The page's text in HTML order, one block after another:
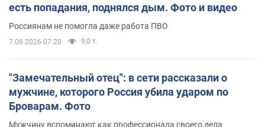
есть попадания, поднялся дым. Фото и видео
Россиянам не помогла даже работа ПВО
7.08.2026 07:20 9,0 т.
"Замечательный отец": в сети рассказали о
мужчине, которого Россия убила ударом по
Броварам. Фото
Мужчину вспоминают как профессионала своего дела